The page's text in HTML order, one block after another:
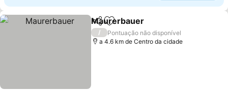
PartilharAdicionar aos favoritos
Maurerbauer
/
Pontuação não disponível
a 4.6 km de Centro da cidade